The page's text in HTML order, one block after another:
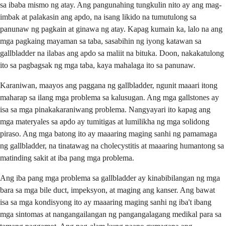
sa ibaba mismo ng atay. Ang pangunahing tungkulin nito ay ang mag-
imbak at palakasin ang apdo, na isang likido na tumutulong sa
panunaw ng pagkain at ginawa ng atay. Kapag kumain ka, lalo na ang
mga pagkaing mayaman sa taba, sasabihin ng iyong katawan sa
gallbladder na ilabas ang apdo sa maliit na bituka. Doon, nakakatulong
ito sa pagbagsak ng mga taba, kaya mahalaga ito sa panunaw.
Karaniwan, maayos ang paggana ng gallbladder, ngunit maaari itong
maharap sa ilang mga problema sa kalusugan. Ang mga gallstones ay
isa sa mga pinakakaraniwang problema. Nangyayari ito kapag ang
mga materyales sa apdo ay tumitigas at lumilikha ng mga solidong
piraso. Ang mga batong ito ay maaaring maging sanhi ng pamamaga
ng gallbladder, na tinatawag na cholecystitis at maaaring humantong sa
matinding sakit at iba pang mga problema.
Ang iba pang mga problema sa gallbladder ay kinabibilangan ng mga
bara sa mga bile duct, impeksyon, at maging ang kanser. Ang bawat
isa sa mga kondisyong ito ay maaaring maging sanhi ng iba't ibang
mga sintomas at nangangailangan ng pangangalagang medikal para sa